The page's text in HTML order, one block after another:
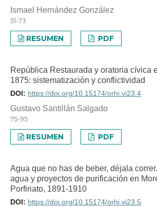
Ismael Hernández González
51-73
RESUMEN PDF
República Restaurada y oratoria cívica
1875: sistematización y conflictividad
DOI: https://doi.org/10.15174/orhi.vi23.4
Gustavo Santillán Salgado
75-95
RESUMEN PDF
Agua que no has de beber, déjala
agua y proyectos de purificación en
Porfiriato, 1891-1910
DOI: https://doi.org/10.15174/orhi.vi23.5